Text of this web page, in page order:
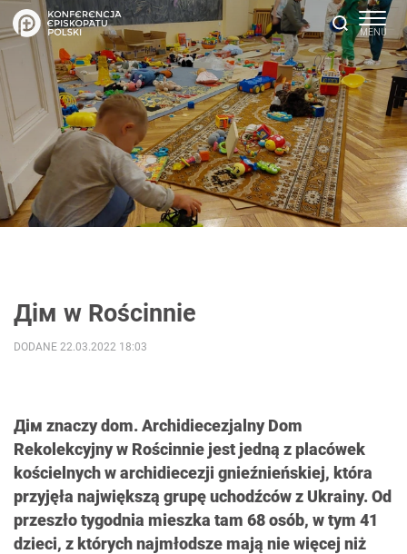
Дім w Rościnnie
Дім znaczy dom. Archidiecezjalny Dom
Rekolekcyjny w Rościnnie jest jedną z placówek
kościelnych w archidiecezji gnieźnieńskiej, która
przyjęła największą grupę uchodźców z Ukrainy. Od
przeszło tygodnia mieszka tam 68 osób, w tym 41
dzieci, z których najmłodsze mają nie więcej niż
DODANE 22.03.2022 18:03